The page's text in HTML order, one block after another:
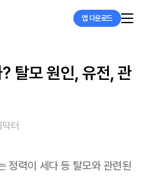
앱 다운로드
탈모 원인, 유전, 관
터
정력이 세다 등 탈모와 관련된